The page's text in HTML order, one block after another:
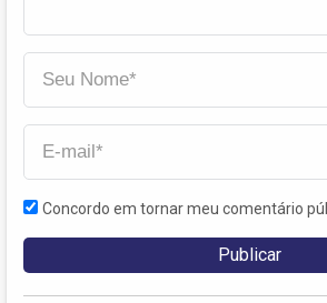
Concordo em tornar meu comentário